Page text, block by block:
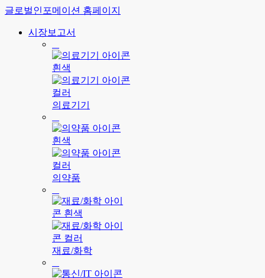
글로벌인포메이션 홈페이지
시장보고서
의료기기
의약품
재료/화학